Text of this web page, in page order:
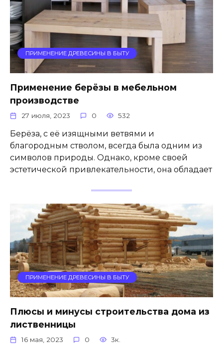
ПРИМЕНЕНИЕ ДРЕВЕСИНЫ В БЫТУ
Применение берёзы в мебельном
производстве
27 июля, 2023 0 532
Берёза, с её изящными ветвями и
благородным стволом, всегда была одним из
символов природы. Однако, кроме своей
эстетической привлекательности, она обладает
ПРИМЕНЕНИЕ ДРЕВЕСИНЫ В БЫТУ
Плюсы и минусы строительства дома из
лиственницы
16 мая, 2023 0 3к.